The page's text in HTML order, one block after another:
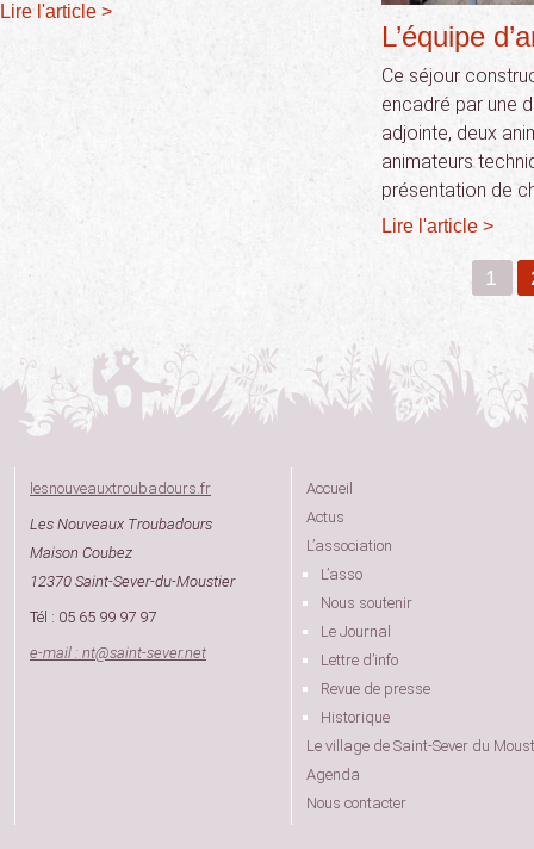
Lire l'article >
L’équipe
Ce séjour
encadré par une
adjointe, deux
animateurs
présentation de
Lire l'article >
1
lesnouveauxtroubadours.fr
Les Nouveaux Troubadours
Maison Coubez
12370 Saint-Sever-du-Moustier
Tél : 05 65 99 97 97
e-mail : nt@saint-sever.net
Accueil
Actus
L’association
L’asso
Nous soutenir
Le Journal
Lettre d’info
Revue de presse
Historique
Le village de Saint-Sever du
Agenda
Nous contacter